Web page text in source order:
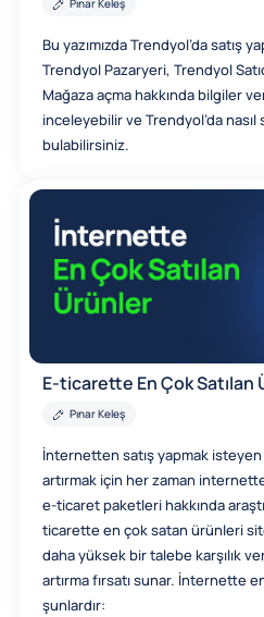
Pınar Keleş
Bu yazımızda Trendyol’da satış
Trendyol Pazaryeri, Trendyol
Mağaza açma hakkında bilgiler
inceleyebilir ve Trendyol’da nasıl
bulabilirsiniz.
E-ticarette En Çok Satılan
Pınar Keleş
İnternetten satış yapmak
artırmak için her zaman
e-ticaret paketleri hakkında
ticarette en çok satan ürünleri
daha yüksek bir talebe karşılık
artırma fırsatı sunar. İnternette
şunlardır: